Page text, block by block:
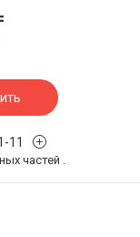
11
частей .